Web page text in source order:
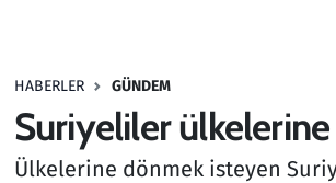
HABERLER GÜNDEM
Suriyeliler
Ülkelerine dönmek isteyen
Haber
Kültür Sanat